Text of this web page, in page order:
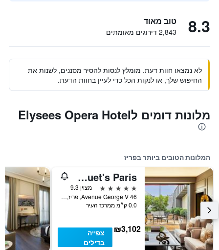
8.3 טוב מאוד
2,843 דירוגים מאומתים
לא נמצאו חוות דעת. מומלץ לנסות להסיר מסננים, לשנות את
החיפוש שלך, או לנקות הכל כדי לעיין בחוות הדעת.
מלונות דומים לElysees Opera Hotel
המלונות הטובים ביותר בפריז
Hôtel Fouquet's Paris
5 כוכבים
מצוין 9.3
46 Avenue George V, פריז, צרפת
0.0 ק״מ ממרכז העיר
₪3,102
צפייה
בדילים